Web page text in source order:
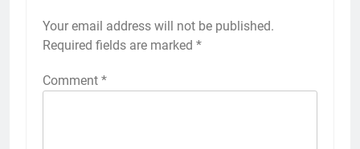
Your email address will not be published.
Required fields are marked *
Comment *